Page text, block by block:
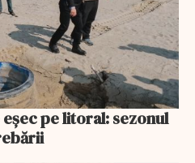
pe litoral: sezonul